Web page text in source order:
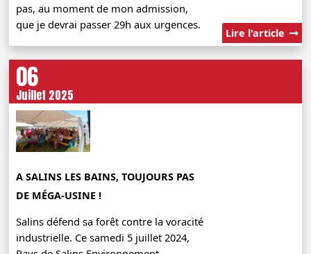
pas, au moment de mon admission,
que je devrai passer 29h aux urgences.
Lire l'article
06
Juillet 2025
A SALINS LES BAINS, TOUJOURS PAS
DE MÉGA-USINE !
Salins défend sa forêt contre la voracité
industrielle. Ce samedi 5 juillet 2024,